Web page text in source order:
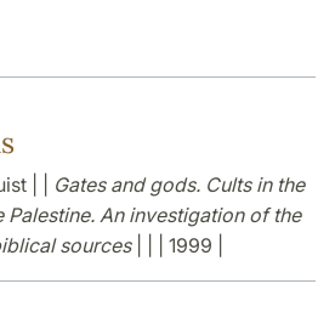
| | Gates and gods. Cults in the
An investigation of the
sources| | | 1999 |